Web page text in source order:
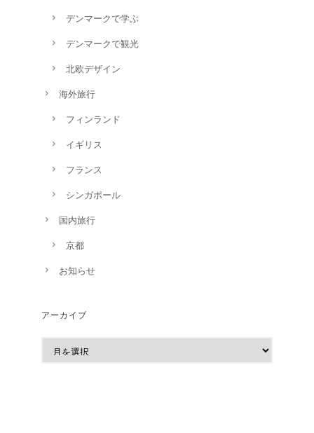
デンマークで学ぶ
デンマークで観光
北欧デザイン
海外旅行
フィンランド
イギリス
フランス
シンガポール
国内旅行
京都
お知らせ
アーカイブ
ー